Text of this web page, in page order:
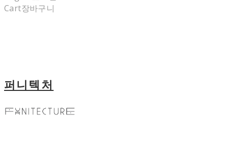
Cart장바구니
퍼니텍처